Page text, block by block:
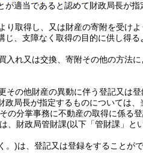
が適当であると認めて財政局長が
り取得し、又は財産の寄附を受け
、支障なく取得の目的に供し得る
入れ又は交換、寄附その他の方法
その他財産の異動に伴う登記又は登
局長が指定するものについては、
の分掌事務に不動産の取得に係る
、財政局管財課(以下「管財課」と
。)は、登記又は登録をすることが